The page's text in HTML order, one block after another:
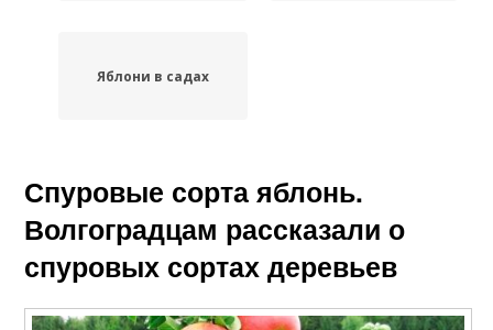
Яблони в садах
Спуровые сорта яблонь.
Волгоградцам рассказали о
спуровых сортах деревьев